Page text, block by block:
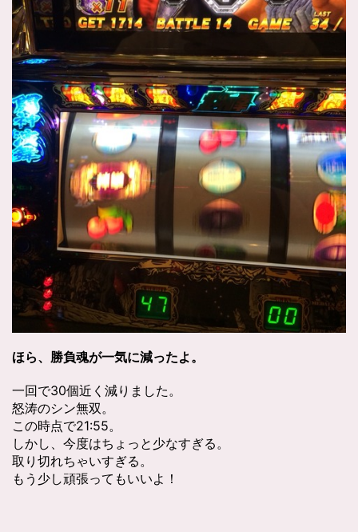
ほら、勝負魂が一気に減ったよ。
一回で30個近く減りました。
怒涛のシン無双。
この時点で21:55。
しかし、今度はちょっと少なすぎる。
取り切れちゃいすぎる。
もう少し頑張ってもいいよ！